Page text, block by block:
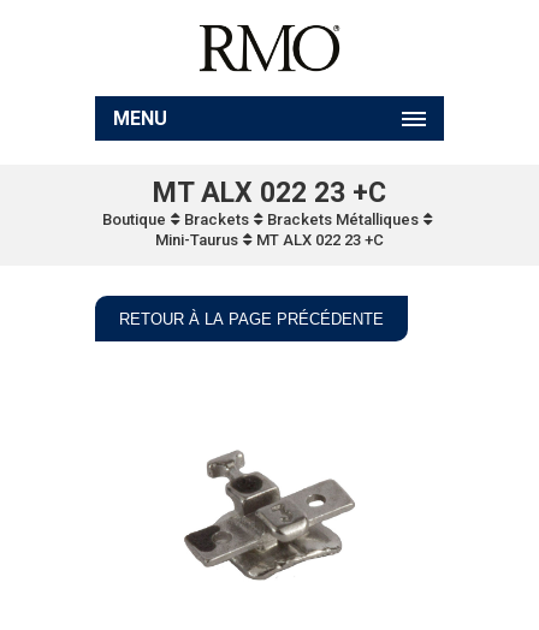
MENU
MT ALX 022 23 +C
Boutique Brackets
Brackets Métalliques
Mini-Taurus
MT ALX 022 23 +C
RETOUR À LA PAGE PRÉCÉDENTE